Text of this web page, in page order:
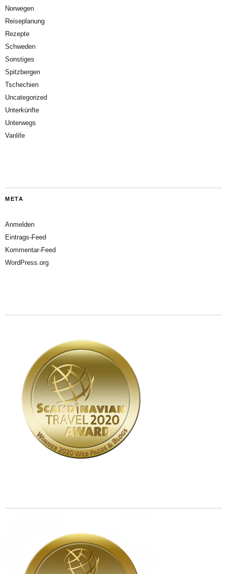
Norwegen
Reiseplanung
Rezepte
Schweden
Sonstiges
Spitzbergen
Tschechien
Uncategorized
Unterkünfte
Unterwegs
Vanlife
META
Anmelden
Eintrags-Feed
Kommentar-Feed
WordPress.org